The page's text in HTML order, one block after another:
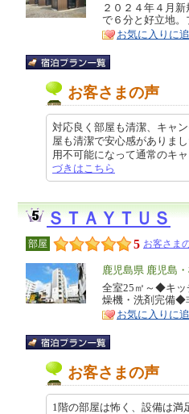
リ
ア
特
徴
２０２４年４月
で６分と好立地
お気に入りに
お客さまの声
対応良く部屋も清潔、キャ
屋も清潔で安心感がありま
用不可能になって通常のキ
づきはこちら
ＳＴＡＹＴＵＳ
部屋 5 お客さま
エ
リ
ア
鹿児島県 鹿児島
特
徴
全室25㎡～◆キッ
燥機・洗剤完備◆
お気に入りに
お客さまの声
1階の部屋は怖く、設備は満